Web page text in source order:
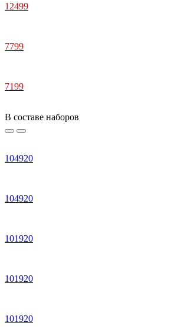
12499
7799
7199
В составе наборов
104920
104920
101920
101920
101920